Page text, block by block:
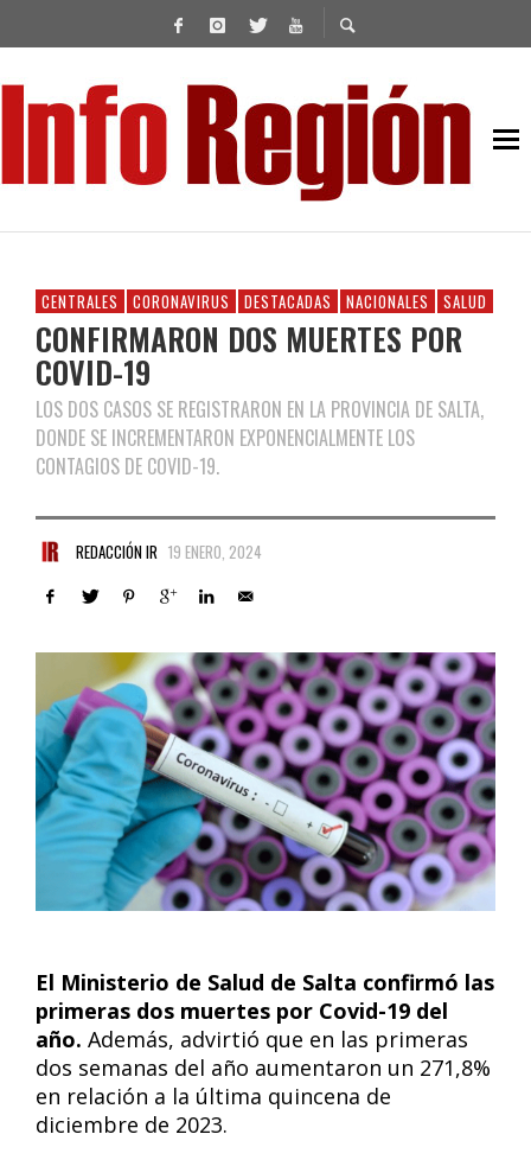
CENTRALES CORONAVIRUS DESTACADAS NACIONALES SALUD
CONFIRMARON DOS MUERTES POR
COVID-19
LOS DOS CASOS SE REGISTRARON EN LA PROVINCIA DE SALTA,
DONDE SE INCREMENTARON EXPONENCIALMENTE LOS
CONTAGIOS DE COVID-19.
REDACCIÓN IR 19 ENERO, 2024
El Ministerio de Salud de Salta confirmó las
primeras dos muertes por Covid-19 del
año. Además, advirtió que en las primeras
dos semanas del año aumentaron un 271,8%
en relación a la última quincena de
diciembre de 2023.